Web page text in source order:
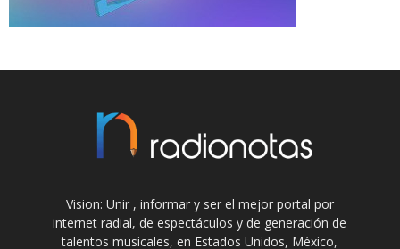
Vision: Unir , informar y ser el mejor portal por
internet radial, de espectáculos y de generación de
talentos musicales, en Estados Unidos, México,